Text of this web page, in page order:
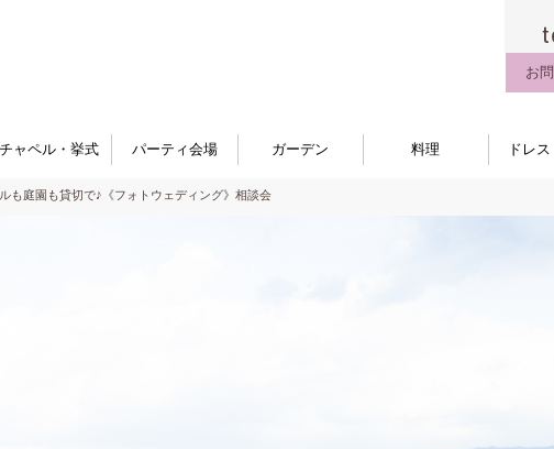
お
チャペル・挙式 パーティ会場 ガーデン 料理 ドレ
も庭園も貸切で♪《フォトウェディング》相談会